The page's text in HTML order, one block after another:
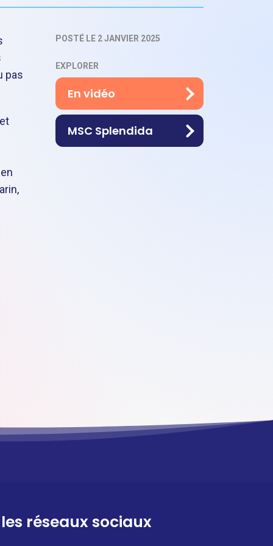
pas
POSTÉ LE 2 JANVIER 2025
EXPLORER
En vidéo
MSC Splendida
réseaux sociaux